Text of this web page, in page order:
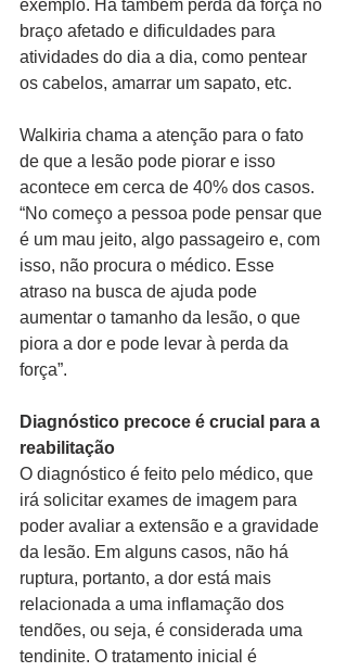
exemplo. Há também perda da força no
braço afetado e dificuldades para
atividades do dia a dia, como pentear
os cabelos, amarrar um sapato, etc.
Walkiria chama a atenção para o fato
de que a lesão pode piorar e isso
acontece em cerca de 40% dos casos.
“No começo a pessoa pode pensar que
é um mau jeito, algo passageiro e, com
isso, não procura o médico. Esse
atraso na busca de ajuda pode
aumentar o tamanho da lesão, o que
piora a dor e pode levar à perda da
força”.
Diagnóstico precoce é crucial para a
reabilitação
O diagnóstico é feito pelo médico, que
irá solicitar exames de imagem para
poder avaliar a extensão e a gravidade
da lesão. Em alguns casos, não há
ruptura, portanto, a dor está mais
relacionada a uma inflamação dos
tendões, ou seja, é considerada uma
tendinite. O tratamento inicial é